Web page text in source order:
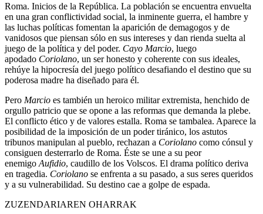
Roma. Inicios de la República. La población se encuentra envuelta
en una gran conflictividad social, la inminente guerra, el hambre y
las luchas políticas fomentan la aparición de demagogos y de
vanidosos que piensan sólo en sus intereses y dan rienda suelta al
juego de la política y del poder. Cayo Marcio, luego
apodado Coriolano, un ser honesto y coherente con sus ideales,
rehúye la hipocresía del juego político desafiando el destino que su
poderosa madre ha diseñado para él.
Pero Marcio es también un heroico militar extremista, henchido de
orgullo patricio que se opone a las reformas que demanda la plebe.
El conflicto ético y de valores estalla. Roma se tambalea. Aparece la
posibilidad de la imposición de un poder tiránico, los astutos
tribunos manipulan al pueblo, rechazan a Coriolano como cónsul y
consiguen desterrarlo de Roma. Éste se une a su peor
enemigo Aufidio, caudillo de los Volscos. El drama político deriva
en tragedia. Coriolano se enfrenta a su pasado, a sus seres queridos
y a su vulnerabilidad. Su destino cae a golpe de espada.
ZUZENDARIAREN OHARRAK